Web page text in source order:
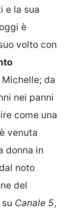
e la sua
è
volto con
da
nei panni
come una
venuta
donna in
noto
del
Canale 5,